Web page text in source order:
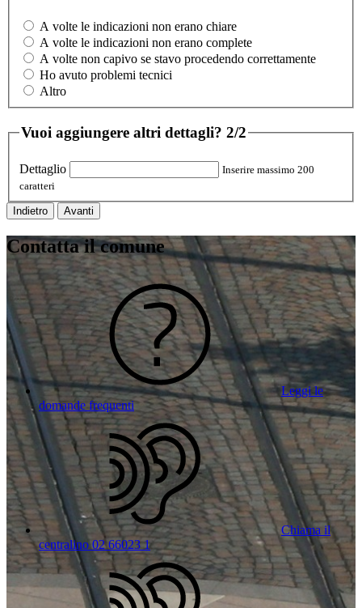
A volte le indicazioni non erano chiare
A volte le indicazioni non erano complete
A volte non capivo se stavo procedendo correttamente
Ho avuto problemi tecnici
Altro
Vuoi aggiungere altri dettagli? 2/2
Dettaglio
Inserire massimo 200
caratteri
Indietro Avanti
Contatta il comune
Leggi le
domande frequenti
Chiama il
centralino 02 66023 1